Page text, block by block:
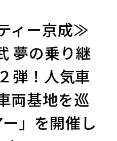
ィー京成≫
夢の乗り継
弾！人気車
両基地を巡
」を開催し